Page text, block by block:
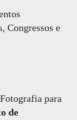
Congressos e
para
de